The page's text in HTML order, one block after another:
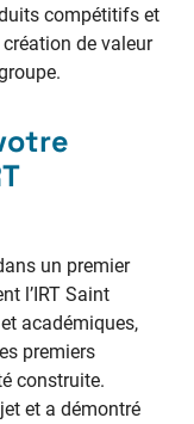
compétitifs et
de valeur
un premier
l’IRT Saint
académiques,
premiers
construite.
et a démontré